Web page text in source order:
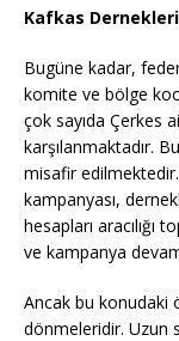
Kafkas Dernekleri
Bugüne kadar,
komite ve bölge
çok sayıda Çerkes
karşılanmaktadır.
misafir
kampanyası,
hesapları
ve kampanya
Ancak bu konudaki
dönmeleridir. Uzun